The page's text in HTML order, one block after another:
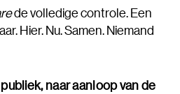
de volledige controle. Een
Hier. Nu. Samen. Niemand
naar aanloop van de